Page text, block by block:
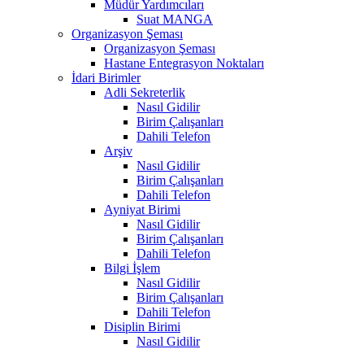
Müdür Yardımcıları
Suat MANGA
Organizasyon Şeması
Organizasyon Şeması
Hastane Entegrasyon Noktaları
İdari Birimler
Adli Sekreterlik
Nasıl Gidilir
Birim Çalışanları
Dahili Telefon
Arşiv
Nasıl Gidilir
Birim Çalışanları
Dahili Telefon
Ayniyat Birimi
Nasıl Gidilir
Birim Çalışanları
Dahili Telefon
Bilgi İşlem
Nasıl Gidilir
Birim Çalışanları
Dahili Telefon
Disiplin Birimi
Nasıl Gidilir